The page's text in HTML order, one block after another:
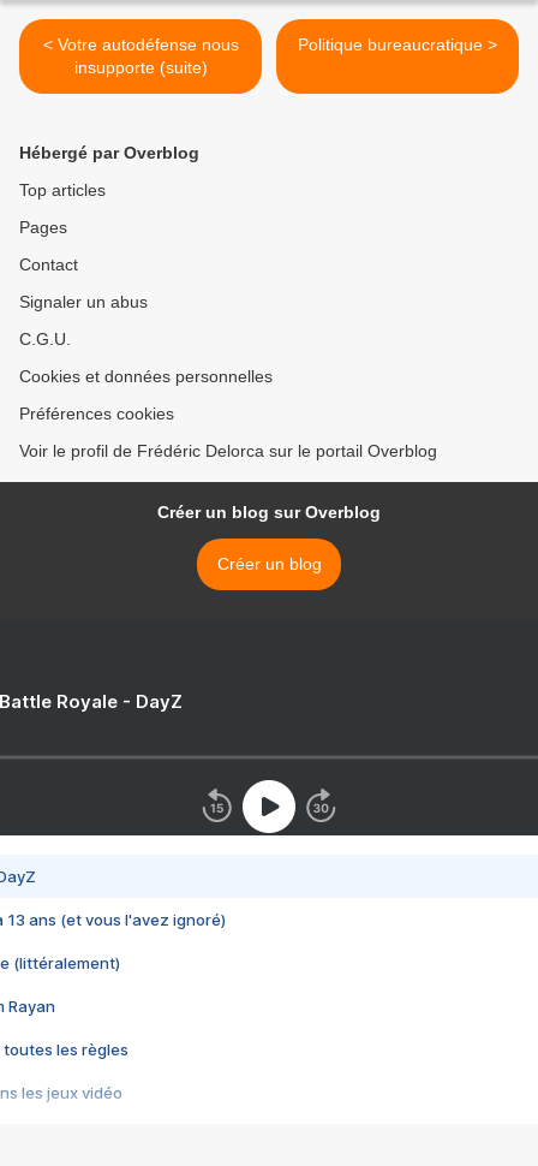
< Votre autodéfense nous
insupporte (suite)
Politique bureaucratique >
Hébergé par Overblog
Top articles
Pages
Contact
Signaler un abus
C.G.U.
Cookies et données personnelles
Préférences cookies
Voir le profil de Frédéric Delorca sur le portail Overblog
Créer un blog sur Overblog
Créer un blog
Royale - DayZ
13 ans (et vous l'avez ignoré)
(littéralement)
Rayan
toutes les règles
les jeux vidéo